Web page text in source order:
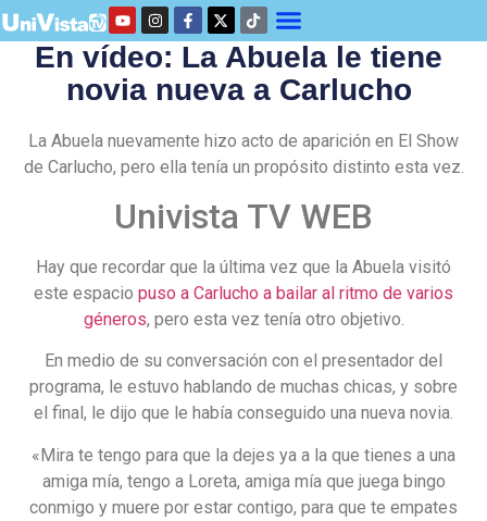
En vídeo: La Abuela le tiene
novia nueva a Carlucho
La Abuela nuevamente hizo acto de aparición en El Show
de Carlucho, pero ella tenía un propósito distinto esta vez.
Univista TV WEB
Hay que recordar que la última vez que la Abuela visitó
este espacio puso a Carlucho a bailar al ritmo de varios
géneros, pero esta vez tenía otro objetivo.
En medio de su conversación con el presentador del
programa, le estuvo hablando de muchas chicas, y sobre
el final, le dijo que le había conseguido una nueva novia.
«Mira te tengo para que la dejes ya a la que tienes a una
amiga mía, tengo a Loreta, amiga mía que juega bingo
conmigo y muere por estar contigo, para que te empates